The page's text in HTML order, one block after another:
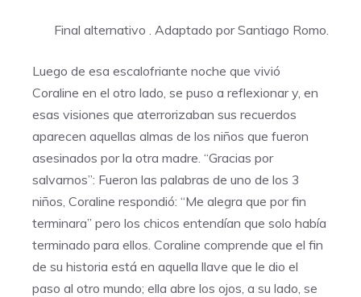
Final alternativo . Adaptado por Santiago Romo.
Luego de esa escalofriante noche que vivió
Coraline en el otro lado, se puso a reflexionar y, en
esas visiones que aterrorizaban sus recuerdos
aparecen aquellas almas de los niños que fueron
asesinados por la otra madre. “Gracias por
salvarnos”: Fueron las palabras de uno de los 3
niños, Coraline respondió: “Me alegra que por fin
terminara” pero los chicos entendían que solo había
terminado para ellos. Coraline comprende que el fin
de su historia está en aquella llave que le dio el
paso al otro mundo; ella abre los ojos, a su lado, se